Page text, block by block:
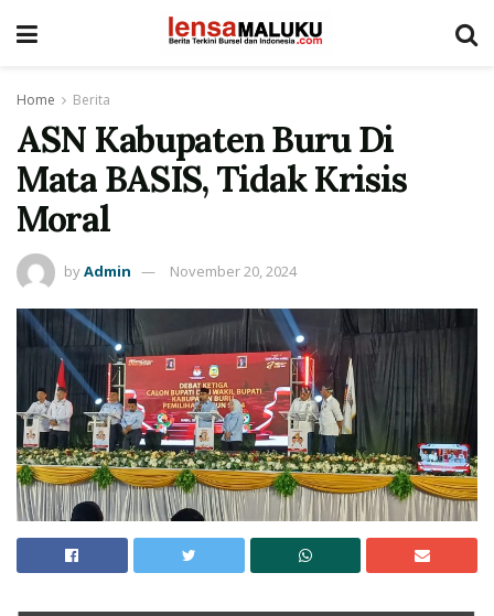
Home Berita
ASN Kabupaten Buru Di
Mata BASIS, Tidak Krisis
Moral
byAdmin November 20, 2024